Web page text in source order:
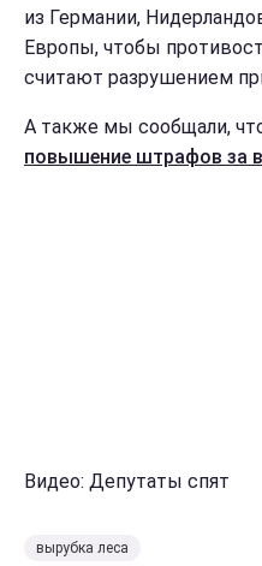
из Германии,
Европы, чтобы
считают разрушением
А также мы сообщали,
повышение штрафов за
Видео: Депутаты спят
вырубка леса